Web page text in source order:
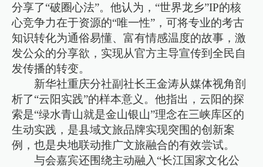
分享了“破圈心法”。他认为，“世界龙乡”IP的核
心竞争力在于资源的“唯一性”，可将专业的考古
知识转化为通俗易懂、富有情感温度的故事，激
发公众的分享欲，实现从官方主导宣传到全民自
发传播的转变。
新华社重庆分社副社长王金涛从媒体视角剖
析了“云阳实践”的样本意义。他指出，云阳的探
索是“绿水青山就是金山银山”理念在三峡库区的
生动实践，是县域文旅品牌实现突围的创新案
例，也是央地联动推广文旅融合的有效尝试。
与会嘉宾还围绕主动融入“长江国家文化公